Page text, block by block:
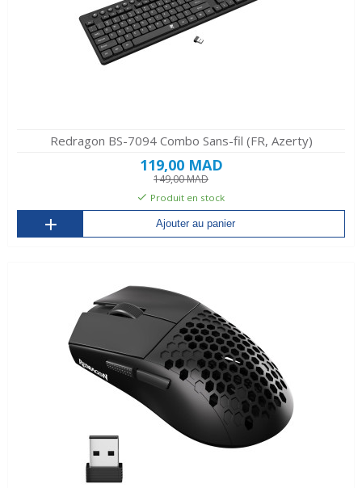
Redragon BS-7094 Combo Sans-fil (FR, Azerty)
119,00 MAD
149,00 MAD
Produit en stock
Ajouter au panier